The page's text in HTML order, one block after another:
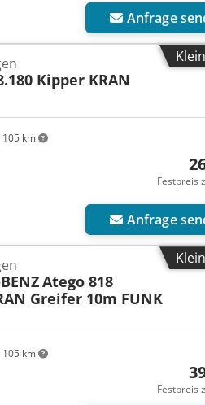
Anfrage
105 km
Kipper KRAN
Festpreis
Anfrage
105 km
Atego 818
Greifer 10m FUNK
Festpreis